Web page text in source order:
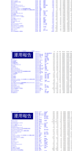
運用報告
運用報告